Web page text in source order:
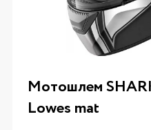
Мотошлем
Lowes mat